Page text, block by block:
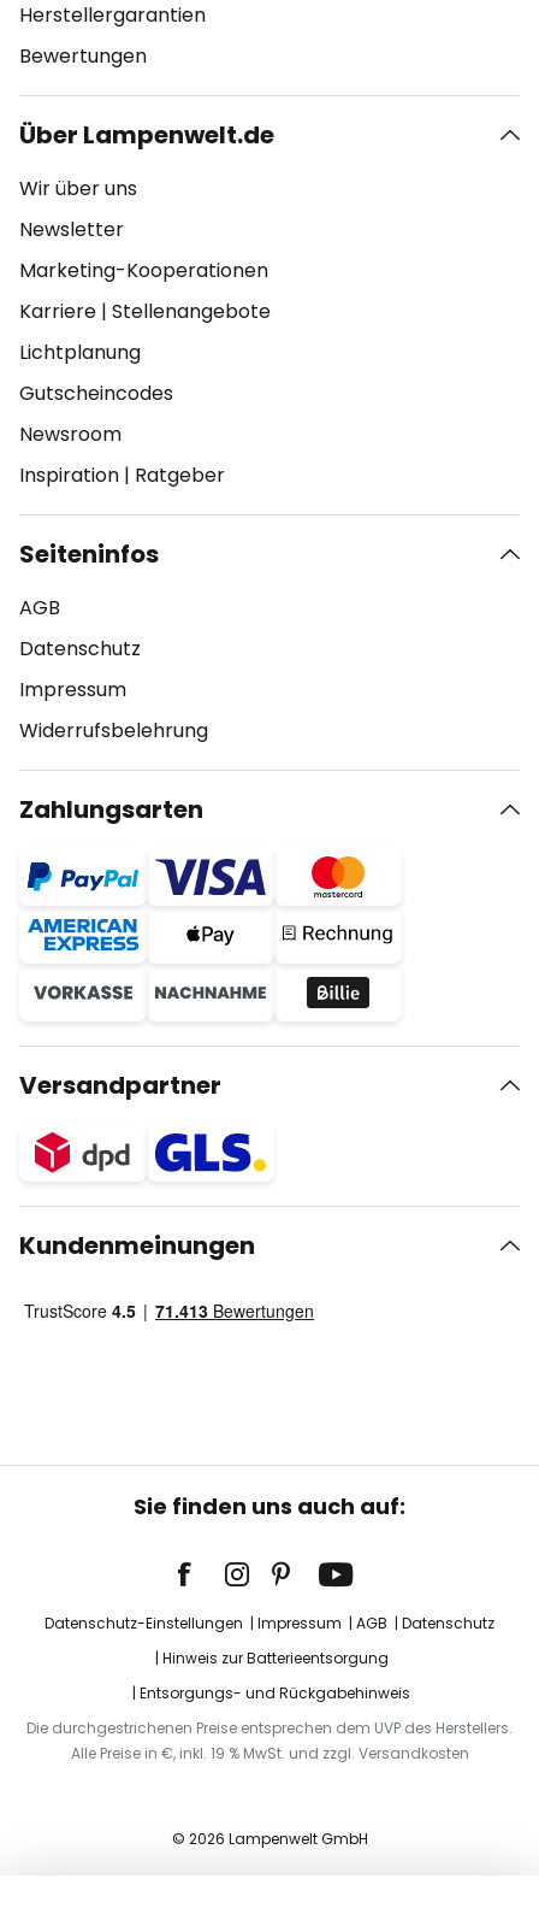
Herstellergarantien
Bewertungen
Über Lampenwelt.de
Wir über uns
Newsletter
Marketing-Kooperationen
Karriere | Stellenangebote
Lichtplanung
Gutscheincodes
Newsroom
Inspiration | Ratgeber
Seiteninfos
AGB
Datenschutz
Impressum
Widerrufsbelehrung
Zahlungsarten
Versandpartner
Kundenmeinungen
Sie finden uns auch auf:
Datenschutz-Einstellungen Impressum AGB
Datenschutz
Hinweis zur Batterieentsorgung
Entsorgungs- und Rückgabehinweis
Die durchgestrichenen Preise entsprechen dem UVP des Herstellers.
Alle Preise in €, inkl. 19 % MwSt. und zzgl. Versandkosten
© 2026 Lampenwelt GmbH